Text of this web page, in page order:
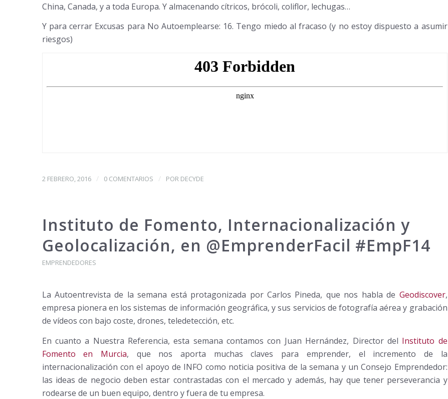
China, Canada, y a toda Europa. Y almacenando cítricos, brócoli, coliflor, lechugas…
Y para cerrar Excusas para No Autoemplearse: 16. Tengo miedo al fracaso (y no estoy dispuesto a asumir
riesgos)
2 FEBRERO, 2016 / 0 COMENTARIOS / POR DECYDE
Instituto de Fomento, Internacionalización y
Geolocalización, en @EmprenderFacil #EmpF14
EMPRENDEDORES
La Autoentrevista de la semana está protagonizada por Carlos Pineda, que nos habla de Geodiscover,
empresa pionera en los sistemas de información geográfica, y sus servicios de fotografía aérea y grabación
de vídeos con bajo coste, drones, teledetección, etc.
En cuanto a Nuestra Referencia, esta semana contamos con Juan Hernández, Director del Instituto de
Fomento en Murcia, que nos aporta muchas claves para emprender, el incremento de la
internacionalización con el apoyo de INFO como noticia positiva de la semana y un Consejo Emprendedor:
las ideas de negocio deben estar contrastadas con el mercado y además, hay que tener perseverancia y
rodearse de un buen equipo, dentro y fuera de tu empresa.